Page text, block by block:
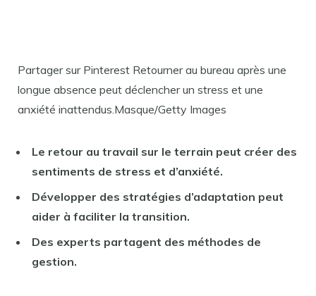
Partager sur Pinterest Retourner au bureau après une
longue absence peut déclencher un stress et une
anxiété inattendus.Masque/Getty Images
Le retour au travail sur le terrain peut créer des
sentiments de stress et d’anxiété.
Développer des stratégies d’adaptation peut
aider à faciliter la transition.
Des experts partagent des méthodes de
gestion.